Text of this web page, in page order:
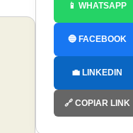
📱 WHATSAPP
🔵 FACEBOOK
💼 LINKEDIN
🔗 COPIAR LINK